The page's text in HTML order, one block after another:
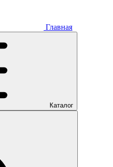
Главная
Каталог